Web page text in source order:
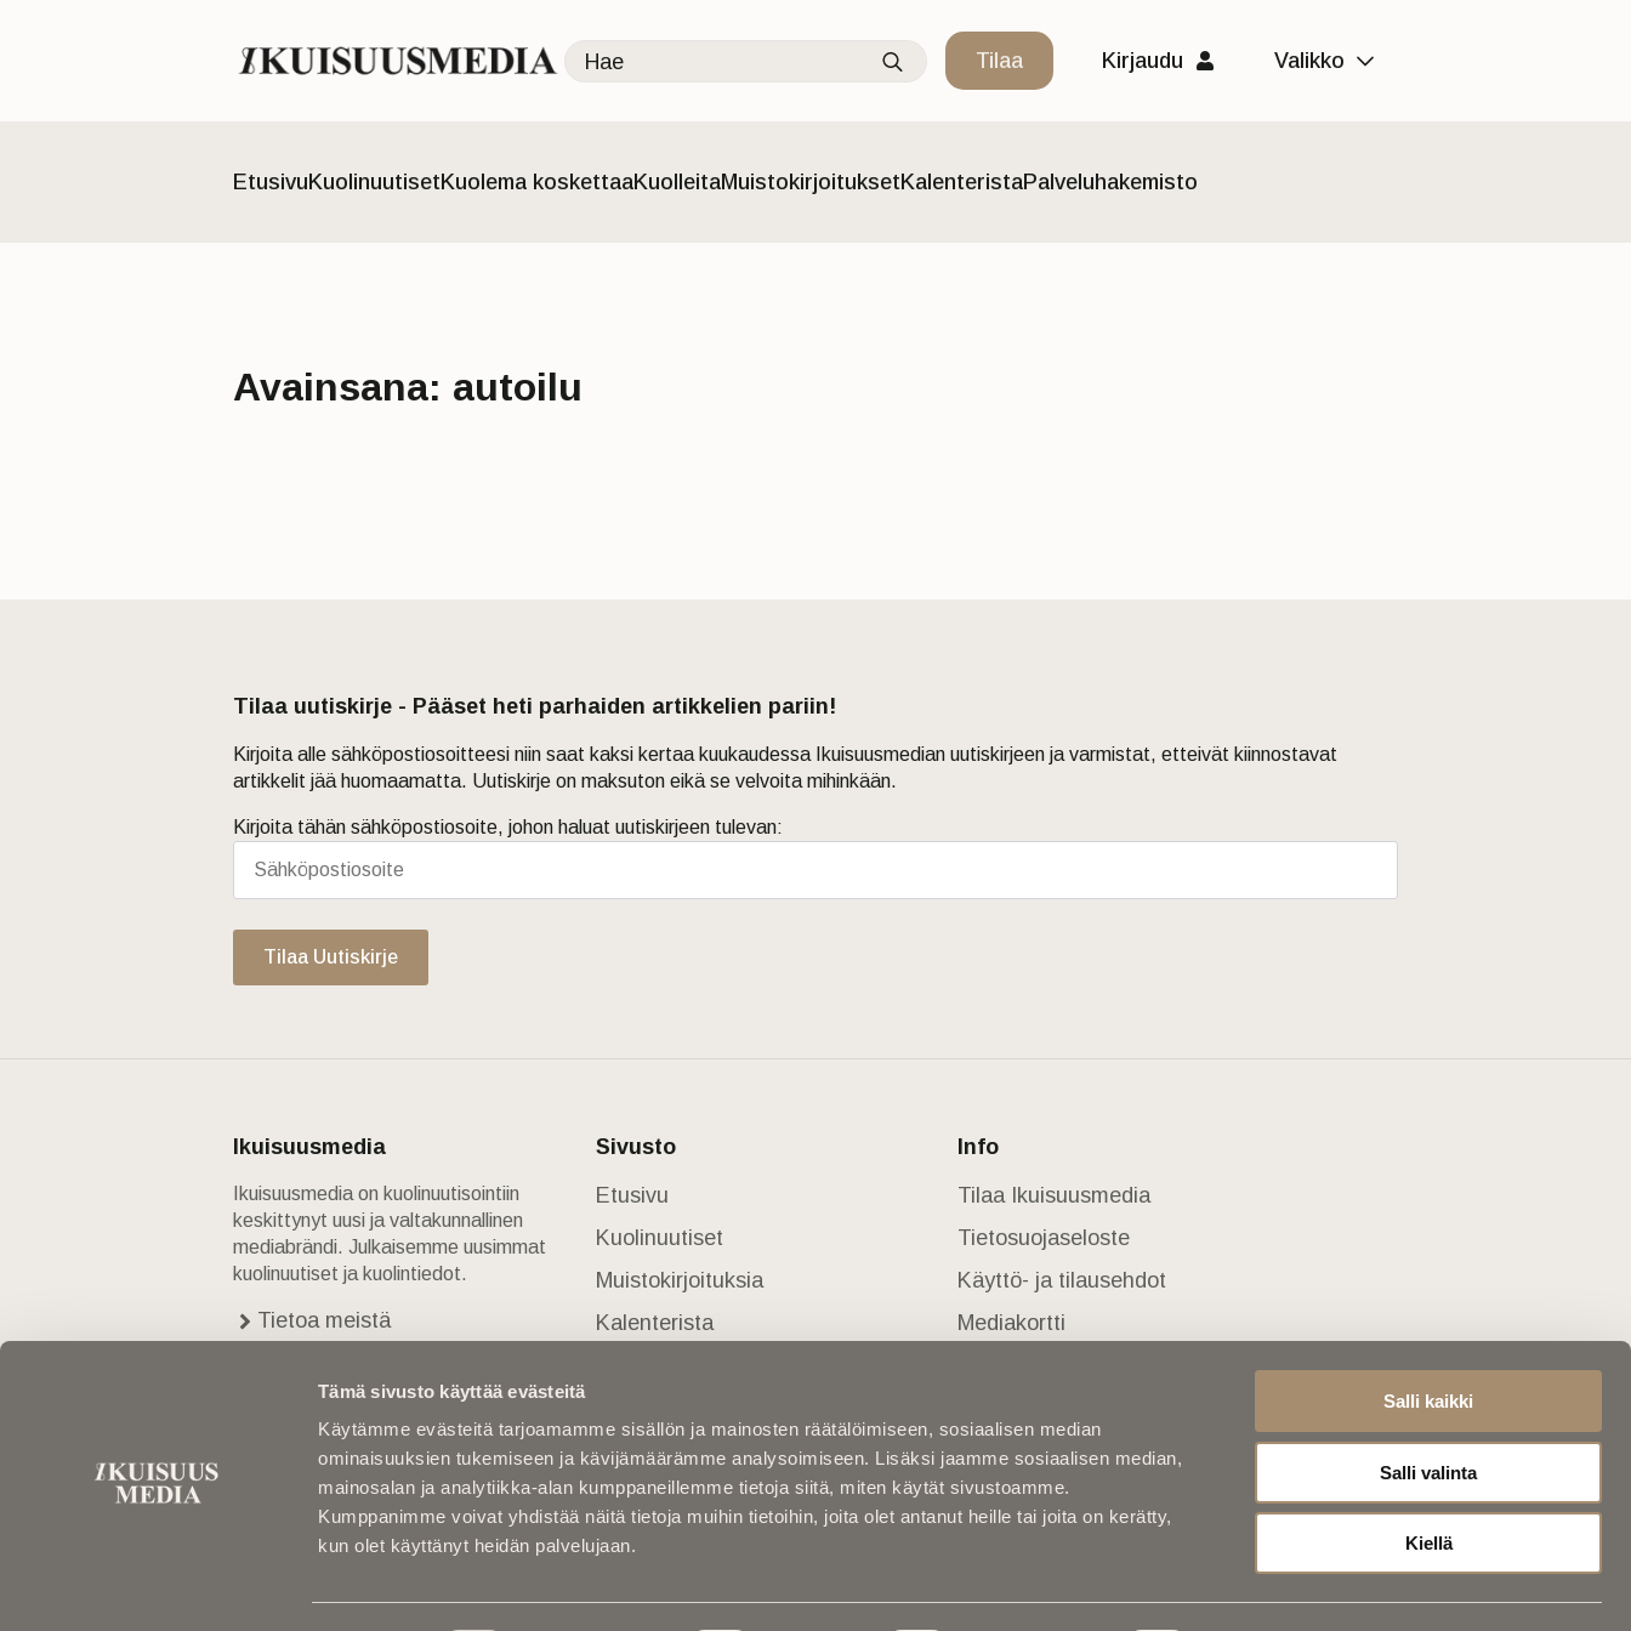
Tämä sivusto käyttää evästeitä
Käytämme evästeitä tarjoamamme sisällön ja mainosten räätälöimiseen, sosiaalisen median
ominaisuuksien tukemiseen ja kävijämäärämme analysoimiseen. Lisäksi jaamme sosiaalisen median,
mainosalan ja analytiikka-alan kumppaneillemme tietoja siitä, miten käytät sivustoamme.
Kumppanimme voivat yhdistää näitä tietoja muihin tietoihin, joita olet antanut heille tai joita on kerätty,
kun olet käyttänyt heidän palvelujaan.
Salli kaikki
Salli valinta
Kiellä
Search
for:
Tilaa Kirjaudu Valikko
Etusivu KuolinuutisetKuolema koskettaaKuolleitaMuistokirjoituksetKalenteristaPalveluhakemisto
Avainsana: autoilu
Tilaa uutiskirje - Pääset heti parhaiden artikkelien pariin!
Kirjoita alle sähköpostiosoitteesi niin saat kaksi kertaa kuukaudessa Ikuisuusmedian uutiskirjeen ja varmistat, etteivät kiinnostavat
artikkelit jää huomaamatta. Uutiskirje on maksuton eikä se velvoita mihinkään.
Kirjoita tähän sähköpostiosoite, johon haluat uutiskirjeen tulevan:
Tilaa Uutiskirje
Ikuisuusmedia
Ikuisuusmedia on kuolinuutisointiin
keskittynyt uusi ja valtakunnallinen
mediabrändi. Julkaisemme uusimmat
kuolinuutiset ja kuolintiedot.
Tietoa meistä
Yhteystiedot
Sivusto
Etusivu
Kuolinuutiset
Muistokirjoituksia
Kalenterista
Kuolleita
Info
Tilaa Ikuisuusmedia
Tietosuojaseloste
Käyttö- ja tilausehdot
Mediakortti